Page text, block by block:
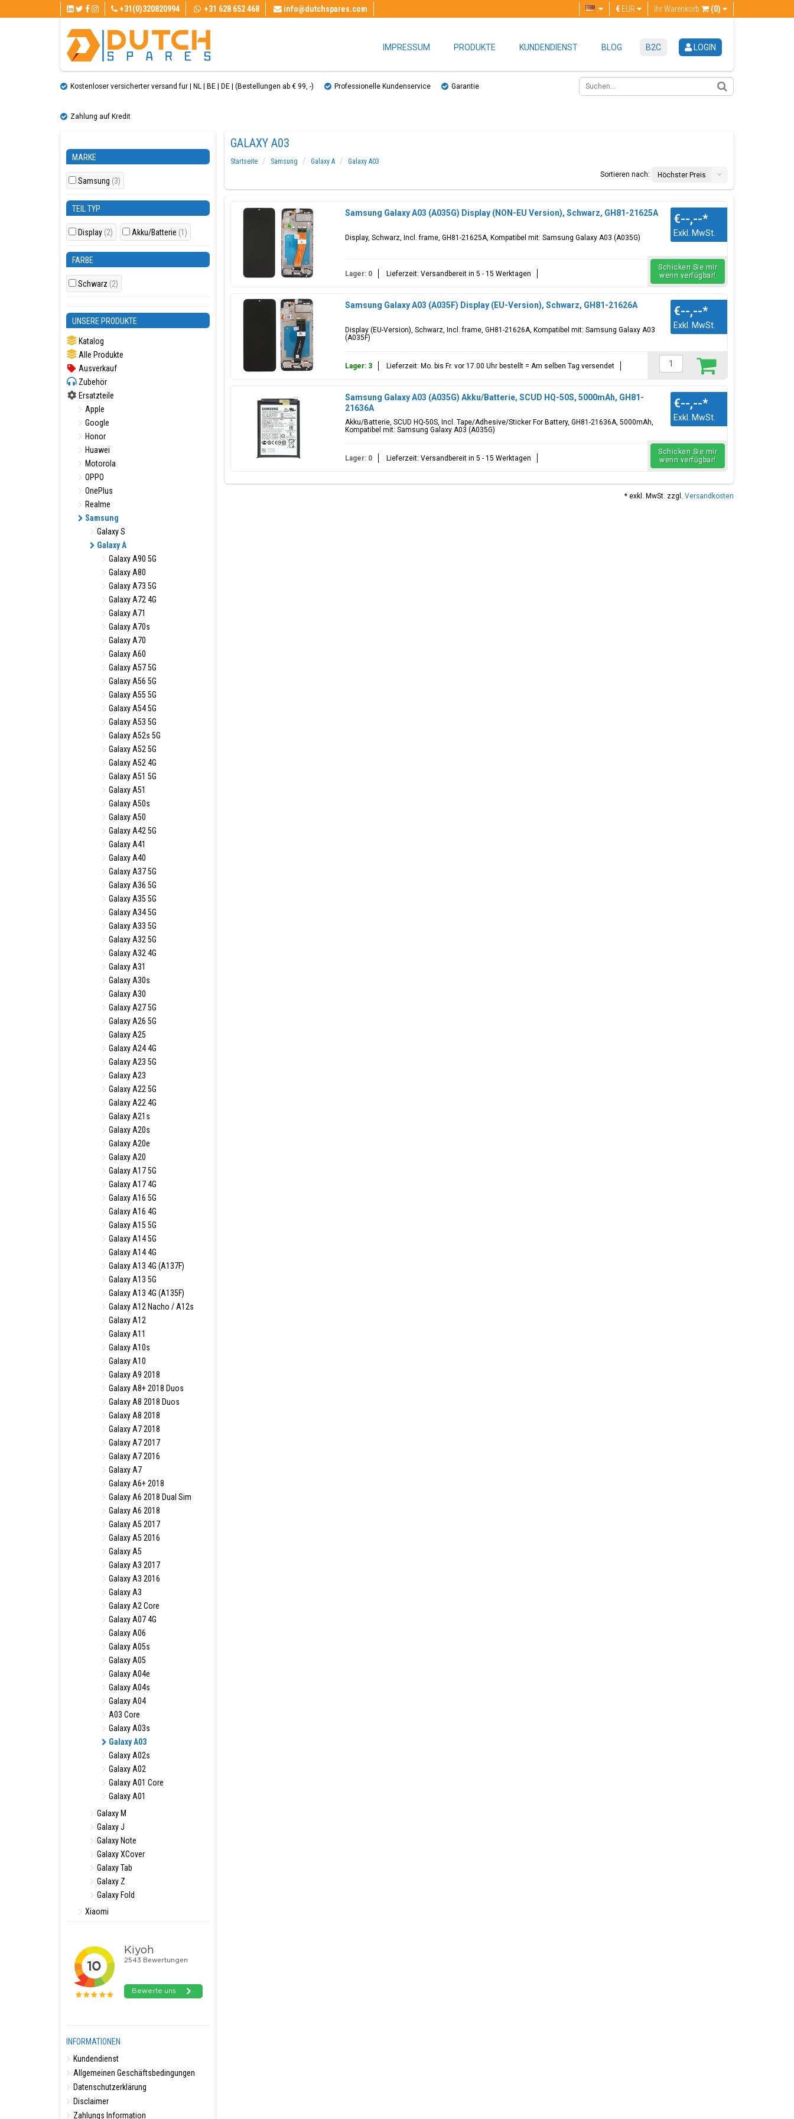
+31(0)320820994 +31 628 652 468 info@dutchspares.com Ihr Warenkorb (0)
€ EUR
IMPRESSUM PRODUKTE KUNDENDIENST BLOG B2C LOGIN
Kostenloser versicherter versand fur | NL | BE | DE | (Bestellungen ab € 99, ​​-) Professionelle Kundenservice Garantie
Zahlung auf Kredit
MARKE
Samsung (3)
TEIL TYP
Display (2) Akku/Batterie (1)
FARBE
Schwarz (2)
UNSERE PRODUKTE
Katalog
Alle Produkte
Ausverkauf
Zubehör
Ersatzteile
Apple
Google
Honor
Huawei
Motorola
OPPO
OnePlus
Realme
Samsung
Galaxy S
Galaxy A
Galaxy A90 5G
Galaxy A80
Galaxy A73 5G
Galaxy A72 4G
Galaxy A71
Galaxy A70s
Galaxy A70
Galaxy A60
Galaxy A57 5G
Galaxy A56 5G
Galaxy A55 5G
Galaxy A54 5G
Galaxy A53 5G
Galaxy A52s 5G
Galaxy A52 5G
Galaxy A52 4G
Galaxy A51 5G
Galaxy A51
Galaxy A50s
Galaxy A50
Galaxy A42 5G
Galaxy A41
Galaxy A40
Galaxy A37 5G
Galaxy A36 5G
Galaxy A35 5G
Galaxy A34 5G
Galaxy A33 5G
Galaxy A32 5G
Galaxy A32 4G
Galaxy A31
Galaxy A30s
Galaxy A30
Galaxy A27 5G
Galaxy A26 5G
Galaxy A25
Galaxy A24 4G
Galaxy A23 5G
Galaxy A23
Galaxy A22 5G
Galaxy A22 4G
Galaxy A21s
Galaxy A20s
Galaxy A20e
Galaxy A20
Galaxy A17 5G
Galaxy A17 4G
Galaxy A16 5G
Galaxy A16 4G
Galaxy A15 5G
Galaxy A14 5G
Galaxy A14 4G
Galaxy A13 4G (A137F)
Galaxy A13 5G
Galaxy A13 4G (A135F)
Galaxy A12 Nacho / A12s
Galaxy A12
Galaxy A11
Galaxy A10s
Galaxy A10
Galaxy A9 2018
Galaxy A8+ 2018 Duos
Galaxy A8 2018 Duos
Galaxy A8 2018
Galaxy A7 2018
Galaxy A7 2017
Galaxy A7 2016
Galaxy A7
Galaxy A6+ 2018
Galaxy A6 2018 Dual Sim
Galaxy A6 2018
Galaxy A5 2017
Galaxy A5 2016
Galaxy A5
Galaxy A3 2017
Galaxy A3 2016
Galaxy A3
Galaxy A2 Core
Galaxy A07 4G
Galaxy A06
Galaxy A05s
Galaxy A05
Galaxy A04e
Galaxy A04s
Galaxy A04
A03 Core
Galaxy A03s
Galaxy A03
Galaxy A02s
Galaxy A02
Galaxy A01 Core
Galaxy A01
Galaxy M
Galaxy J
Galaxy Note
Galaxy XCover
Galaxy Tab
Galaxy Z
Galaxy Fold
Xiaomi
INFORMATIONEN
Kundendienst
Allgemeinen Geschäftsbedingungen
Datenschutzerklärung
Disclaimer
Zahlungs Information
GALAXY A03
Startseite Samsung Galaxy A
Galaxy A03
Sortieren nach:
Höchster Preis
Samsung Galaxy A03 (A035G) Display (NON-EU Version), Schwarz, GH81-21625A
Display, Schwarz, Incl. frame, GH81-21625A, Kompatibel mit: Samsung Galaxy A03 (A035G)
€--,--*
Exkl. MwSt.
Lager: 0 Lieferzeit: Versandbereit in 5 - 15 Werktagen
Schicken Sie mir
wenn verfügbar!
Samsung Galaxy A03 (A035F) Display (EU-Version), Schwarz, GH81-21626A
Display (EU-Version), Schwarz, Incl. frame, GH81-21626A, Kompatibel mit: Samsung Galaxy A03
(A035F)
€--,--*
Exkl. MwSt.
Lager: 3 Lieferzeit: Mo. bis Fr. vor 17.00 Uhr bestellt = Am selben Tag versendet
Samsung Galaxy A03 (A035G) Akku/Batterie, SCUD HQ-50S, 5000mAh, GH81-
21636A
Akku/Batterie, SCUD HQ-50S, Incl. Tape/Adhesive/Sticker For Battery, GH81-21636A, 5000mAh,
Kompatibel mit: Samsung Galaxy A03 (A035G)
€--,--*
Exkl. MwSt.
Lager: 0 Lieferzeit: Versandbereit in 5 - 15 Werktagen
Schicken Sie mir
wenn verfügbar!
* exkl. MwSt. zzgl. Versandkosten